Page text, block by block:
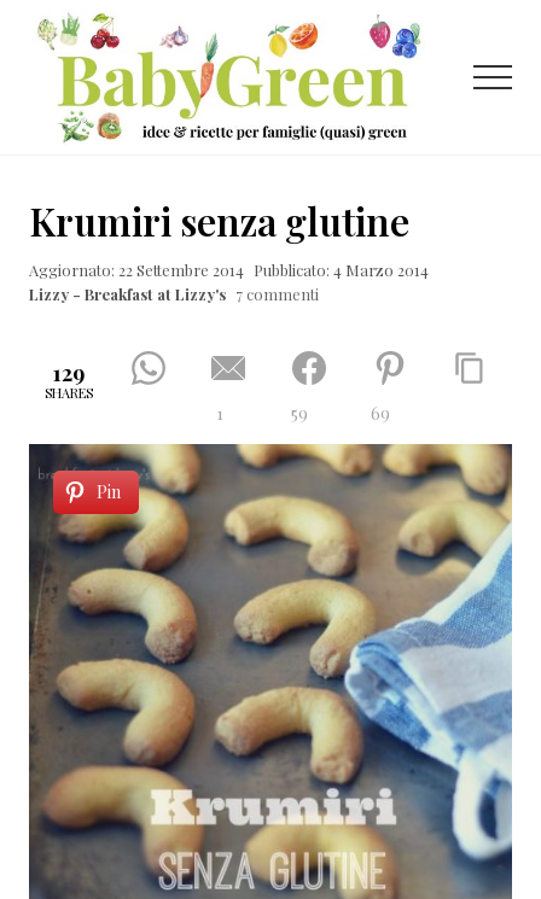
Menu
Passa
contenuto
principale
Passa
laterale
primaria
Passa
ricette
per
green
Menu
Krumiri senza glutine
Aggiornato: 22 Settembre 2014 Pubblicato: 4 Marzo 2014
Lizzy - Breakfast at Lizzy's 7 commenti
129
SHARES
1 59 69
Pin